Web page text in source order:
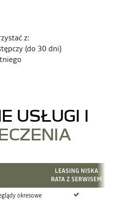
z:
(do 30 dni)
USŁUGI I
LEASING NISKA
RATA Z SERWISEM
okresowe